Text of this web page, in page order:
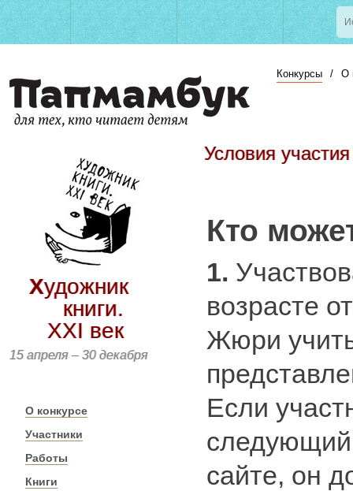
Конкурсы / О
Художник
книги.
ХХI век
15 апреля – 30 декабря
О конкурсе
Участники
Работы
Книги
Условия участия
Кто
1.
возрасте
Жюри
Если
следующий
сайте, он